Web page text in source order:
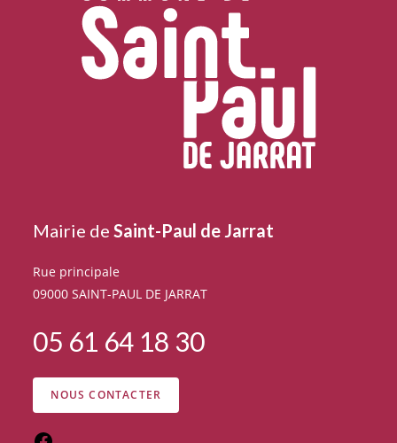
Mairie deSaint-Paul de Jarrat
Rue principale
09000 SAINT-PAUL DE JARRAT
05 61 64 18 30
NOUS CONTACTER